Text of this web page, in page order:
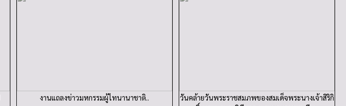
งานแถลงข่าวมหกรรมผู้ไทนานาชาติ..
วันคล้ายวันพระราชสมภพของสมเด็จพระนางเจ้าสิริกิ